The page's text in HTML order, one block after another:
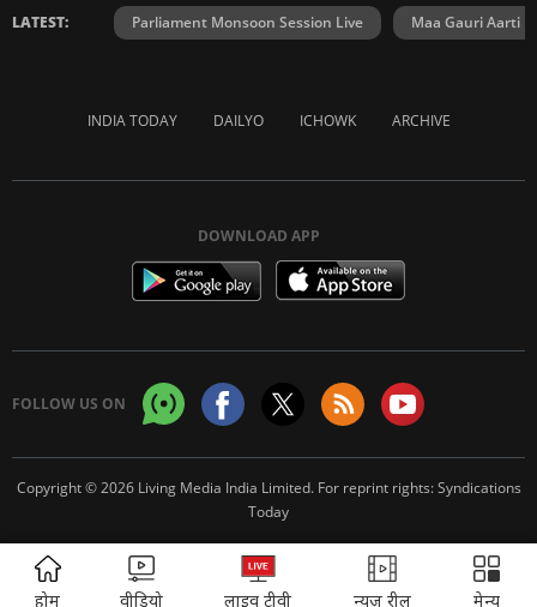
ADVERTISEMENT
LATEST: Parliament Monsoon Session Live Maa Gauri Aarti
INDIA TODAY DAILYO ICHOWK ARCHIVE
DOWNLOAD APP
FOLLOW US ON
Copyright © 2026 Living Media India Limited. For reprint rights:Syndications
Today
होम वीडियो लाइव टीवी न्यूज़ रील मेन्यू